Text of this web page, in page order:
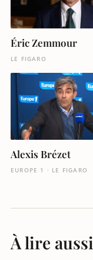
Éric Zemmour
LE FIGARO
Alexis Brézet
EUROPE 1 · LE FIGARO
À lire aussi